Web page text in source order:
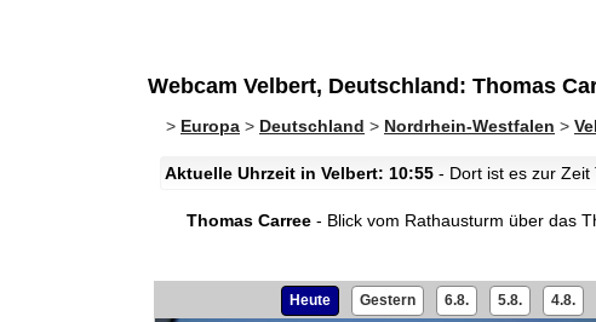
Webcam Velbert, Deutschland: Thomas
> Europa > Deutschland > Nordrhein-Westfalen >
Aktuelle Uhrzeit in Velbert: 10:55 - Dort ist es zur Zeit
Thomas Carree - Blick vom Rathausturm über das
Heute Gestern 6.8. 5.8. 4.8.